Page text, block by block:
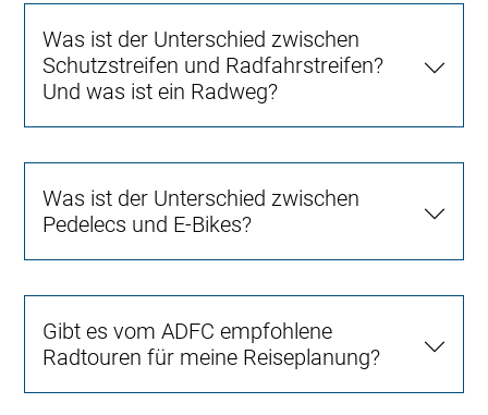
Was ist der Unterschied zwischen
Schutzstreifen und Radfahrstreifen?
Und was ist ein Radweg?
Was ist der Unterschied zwischen
Pedelecs und E-Bikes?
Gibt es vom ADFC empfohlene
Radtouren für meine Reiseplanung?